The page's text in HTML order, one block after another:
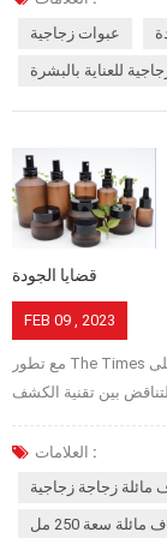
تصنيع الزجاجات عالية
التي تؤثر على تصنيع
، هذا مهم نسبيًا ، إذا
الثاني درجة حرارة
، في حالة المعدات
في درجة حرارة القالب
عبوات زجاجية
للعناية بالبشرة
قضايا الجودة
FEB 09 , 2023
مع تطور The Times وتقدم العلم والتكنولوجيا ، أصبح لدى الناس متطلبات أعلى
بين تقنية الكشف
متزايد. الزجاجات كنوع
الجيد ، والصحة النظيفة
القابلة لإعادة
العلامات :
مائلة زجاجة زجاجية
سعة 250 مل